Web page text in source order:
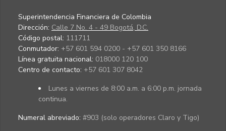
Superintendencia Financiera de Colombia
Dirección: Calle 7 No. 4 - 49 Bogotá, D.C.
Código postal: 111711
Conmutador: +57 601 594 0200 - +57 601 350 8166
Línea gratuita nacional: 018000 120 100
Centro de contacto: +57 601 307 8042
Lunes a viernes de 8:00 a.m. a 6:00 p.m. jornada
continua.
Numeral abreviado: #903 (solo operadores Claro y Tigo)